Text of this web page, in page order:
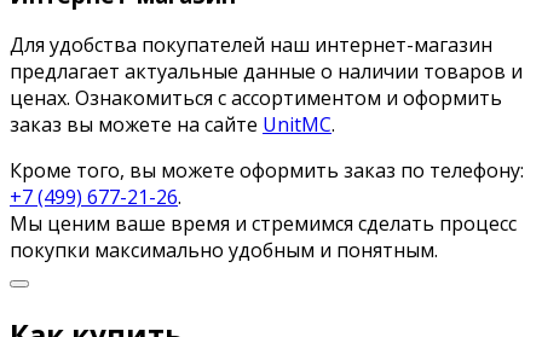
Для удобства покупателей наш интернет-магазин
предлагает актуальные данные о наличии товаров и
ценах. Ознакомиться с ассортиментом и оформить
заказ вы можете на сайте UnitMC.
Кроме того, вы можете оформить заказ по телефону:
+7 (499) 677-21-26.
Мы ценим ваше время и стремимся сделать процесс
покупки максимально удобным и понятным.